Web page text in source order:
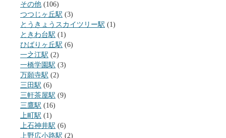
その他 (106)
つつじヶ丘駅 (3)
とうきょうスカイツリー駅 (1)
ときわ台駅 (1)
ひばりヶ丘駅 (6)
一之江駅 (2)
一橋学園駅 (3)
万願寺駅 (2)
三田駅 (6)
三軒茶屋駅 (9)
三鷹駅 (16)
上町駅 (1)
上石神井駅 (6)
上野広小路駅 (2)